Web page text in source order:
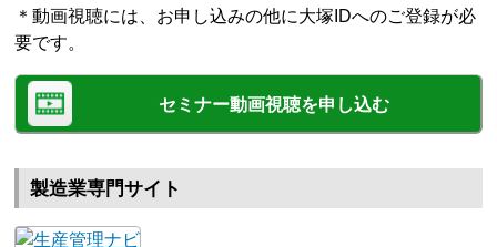
＊動画視聴には、お申し込みの他に大塚IDへのご登録が必
要です。
セミナー動画視聴を申し込む
製造業専門サイト